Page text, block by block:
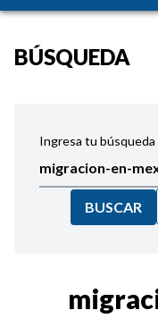
BÚSQUEDA
Ingresa tu búsqueda
BUSCAR